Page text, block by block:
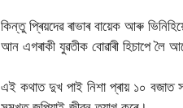
কিন্তু প্ৰিয়দেৱ ৰাভাৰ বায়েক আৰু
আন এগৰাকী যুৱতীক বোৱাৰী হিচাপে লৈ
এই কথাত দুখ পাই নিশা প্ৰায় ১০ বজাত